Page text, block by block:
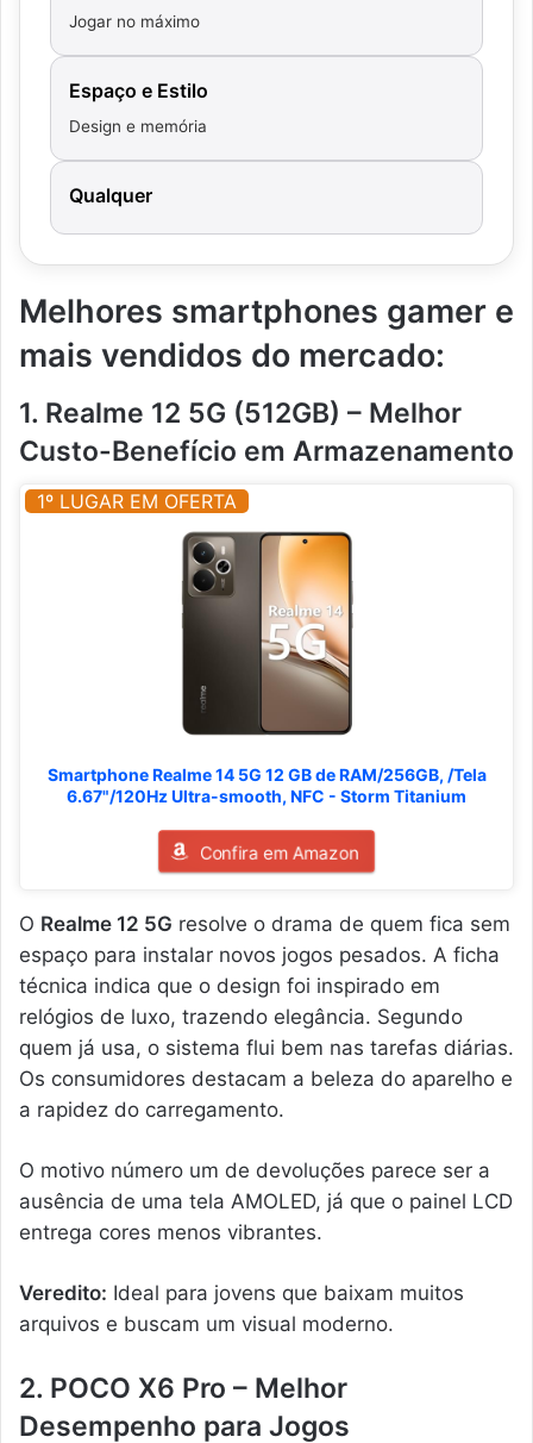
Jogar no máximo
Espaço e Estilo
Design e memória
Qualquer
Melhores smartphones gamer e
mais vendidos do mercado:
1. Realme 12 5G (512GB) – Melhor
Custo-Benefício em Armazenamento
1º LUGAR EM OFERTA
Smartphone Realme 14 5G 12 GB de RAM/256GB, /Tela
6.67"/120Hz Ultra-smooth, NFC - Storm Titanium
Confira em Amazon
O Realme 12 5G resolve o drama de quem fica sem
espaço para instalar novos jogos pesados. A ficha
técnica indica que o design foi inspirado em
relógios de luxo, trazendo elegância. Segundo
quem já usa, o sistema flui bem nas tarefas diárias.
Os consumidores destacam a beleza do aparelho e
a rapidez do carregamento.
O motivo número um de devoluções parece ser a
ausência de uma tela AMOLED, já que o painel LCD
entrega cores menos vibrantes.
Veredito: Ideal para jovens que baixam muitos
arquivos e buscam um visual moderno.
2. POCO X6 Pro – Melhor
Desempenho para Jogos